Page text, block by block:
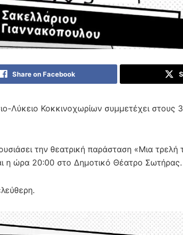
Share on Facebook
Λύκειο Κοκκινοχωρίων συμμετέχει στους
την θεατρική παράσταση «Μια
η ώρα 20:00 στο Δημοτικό Θέατρο Σωτήρας.